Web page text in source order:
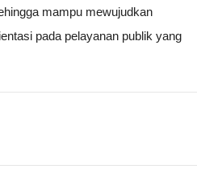
mampu mewujudkan
pada pelayanan publik yang